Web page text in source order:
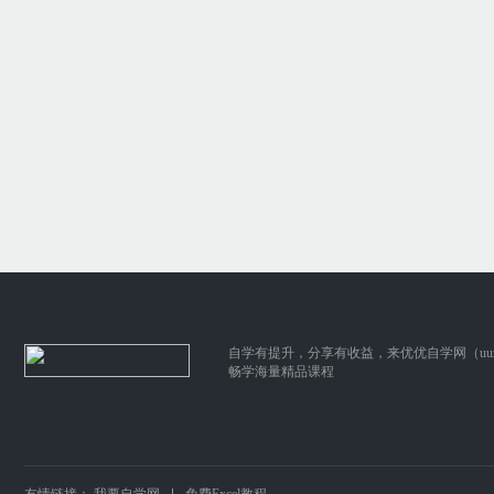
自学有提升，分享有收益，来优优自学网（
畅学海量精品课程